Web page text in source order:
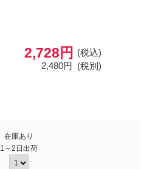
2,728円
(税込)
2,480円 (税別)
在庫あり
1～2日出荷